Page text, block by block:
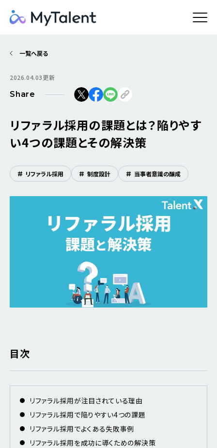
一覧へ戻る
2026.04.03更新
Share
リファラル採用の課題とは？陥りやす
い4つの課題とその解決策
# リファラル採用 # 制度設計 # 当事者意識の醸成
目次
リファラル採用が注目されている理由
リファラル採用で陥りやすい4つの課題
リファラル採用でよくある失敗事例
リファラル採用を成功に導くための解決策